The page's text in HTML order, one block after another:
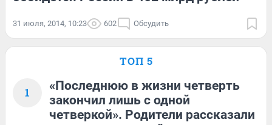
31 июля, 2014, 10:23 602 Обсудить
ТОП 5
1
«Последнюю в жизни четверть
закончил лишь с одной
четверкой». Родители рассказали